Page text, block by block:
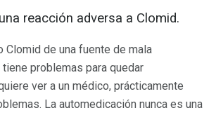
reacción adversa a Clomid.
Clomid de una fuente de mala
problemas para quedar
ver a un médico, prácticamente
La automedicación nunca es una